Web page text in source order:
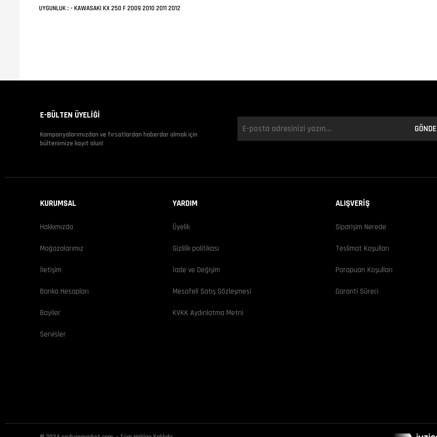
UYGUNLUK : - KAWASAKI KX 250 F 2009 2010 2011 2012
E-BÜLTEN ÜYELİĞİ
Kampanyalarımızdan ve fırsatlardan haberdar olmak için
bültenimize kayıt olun!
KURUMSAL
Hakkımızda
Mağazalarımız
İletişim
Banka Hesapları
Bayiler
Servisler
YARDIM
Üyelik
Gizlilik politikası
İade ve Değişim
Mesafeli Satış Sözleşmesi
KVKK Aydınlatma Metni
ALIŞVERİŞ
Siparişim Nerede
Teslimat Koşulları
Parapuan Koşulları
Garanti Süreci